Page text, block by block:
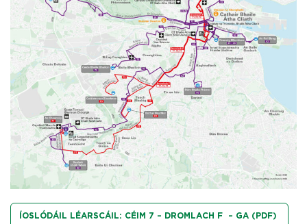
ÍOSLÓDÁIL LÉARSCÁIL: CÉIM 7 – DROMLACH F – GA (PDF)